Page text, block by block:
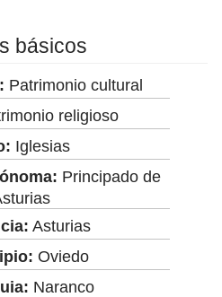
básicos
Patrimonio cultural
religioso
Iglesias
Principado de
Asturias
Oviedo
Naranco